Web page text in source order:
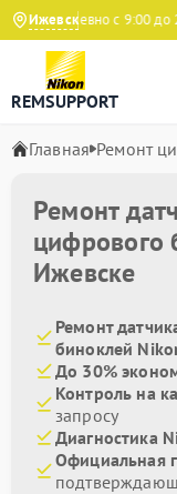
Ижевск
Ежедневно с 9:00 до
REMSUPPORT
Главная Ремонт
Ремонт
цифрового
Ижевске
Ремонт
биноклей
До 30%
Контроль на
запросу
Диагностика
Официальная